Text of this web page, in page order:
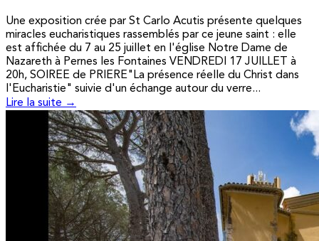
Une exposition crée par St Carlo Acutis présente quelques
miracles eucharistiques rassemblés par ce jeune saint : elle
est affichée du 7 au 25 juillet en l'église Notre Dame de
Nazareth à Pernes les Fontaines VENDREDI 17 JUILLET à
20h, SOIREE de PRIERE"La présence réelle du Christ dans
l'Eucharistie" suivie d'un échange autour du verre...
Lire la suite →